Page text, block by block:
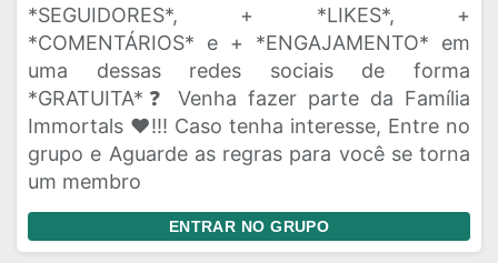
*SEGUIDORES*, + *LIKES*, +
*COMENTÁRIOS* e + *ENGAJAMENTO* em
uma dessas redes sociais de forma
*GRATUITA*❓ Venha fazer parte da Família
Immortals ❤!!! Caso tenha interesse, Entre no
grupo e Aguarde as regras para você se torna
um membro
ENTRAR NO GRUPO